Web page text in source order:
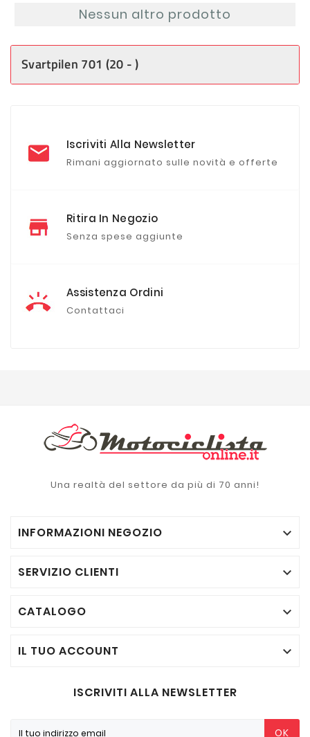
Nessun altro prodotto
Svartpilen 701 (20 - )
Iscriviti Alla Newsletter
Rimani aggiornato sulle novità e offerte
Ritira In Negozio
Senza spese aggiunte
Assistenza Ordini
Contattaci
Una realtà del settore da più di 70 anni!
INFORMAZIONI NEGOZIO 
SERVIZIO CLIENTI 
CATALOGO 
IL TUO ACCOUNT 
ISCRIVITI ALLA NEWSLETTER
OK